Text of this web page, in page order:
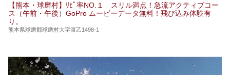
この2軒は今どうなっているのでしょうか。実は現在は「地
獄温泉 青風荘．」「垂玉温泉 瀧日和」として営業を再開し
します。
【熊本・球磨村】ﾘﾋﾟ率NO.１ スリル満点！急流アクティブコー
ス（午前・午後）GoPro ムービーデータ無料！飛び込み体験有
り。
熊本県球磨郡球磨村大字渡乙1498-1